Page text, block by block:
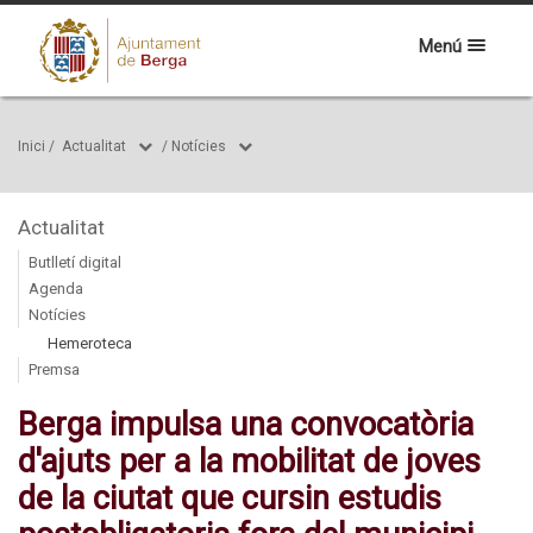
Menú
Inici / Actualitat / Notícies
Actualitat
Butlletí digital
Agenda
Notícies
Hemeroteca
Premsa
Berga impulsa una convocatòria
d'ajuts per a la mobilitat de joves
de la ciutat que cursin estudis